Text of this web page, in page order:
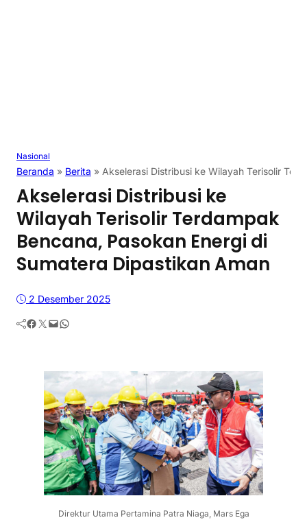
Nasional
Beranda » Berita » Akselerasi Distribusi ke Wilayah Terisolir
Akselerasi Distribusi ke
Wilayah Terisolir Terdampak
Bencana, Pasokan Energi di
Sumatera Dipastikan Aman
2 Desember 2025
Facebook Twitter Mail WhatsApp
Direktur Utama Pertamina Patra Niaga, Mars Ega